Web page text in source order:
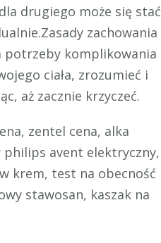
drugiego może się stać
zachowania
potrzeby komplikowania
ciała, zrozumieć i
aż zacznie krzyczeć.
zentel cena, alka
philips avent elektryczny,
krem, test na obecność
stawosan, kaszak na